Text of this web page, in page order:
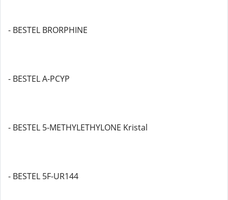
- BESTEL BRORPHINE
- BESTEL A-PCYP
- BESTEL 5-METHYLETHYLONE Kristal
- BESTEL 5F-UR144